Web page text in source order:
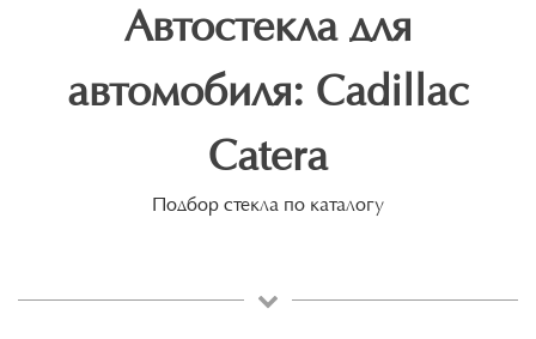
Автостекла для
автомобиля: Cadillac
Catera
Подбор стекла по каталогу